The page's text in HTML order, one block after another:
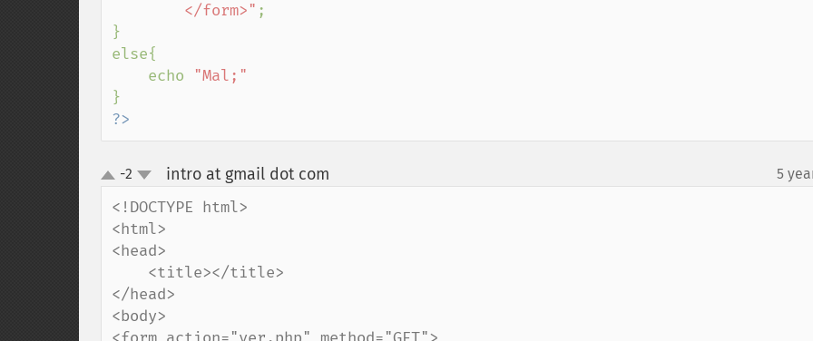
        </form>"
;
}
else{
    echo
?>
up
down
-2 intro at gmail dot com 5
<!DOCTYPE html>
<html>
<head>
</head>
<body>